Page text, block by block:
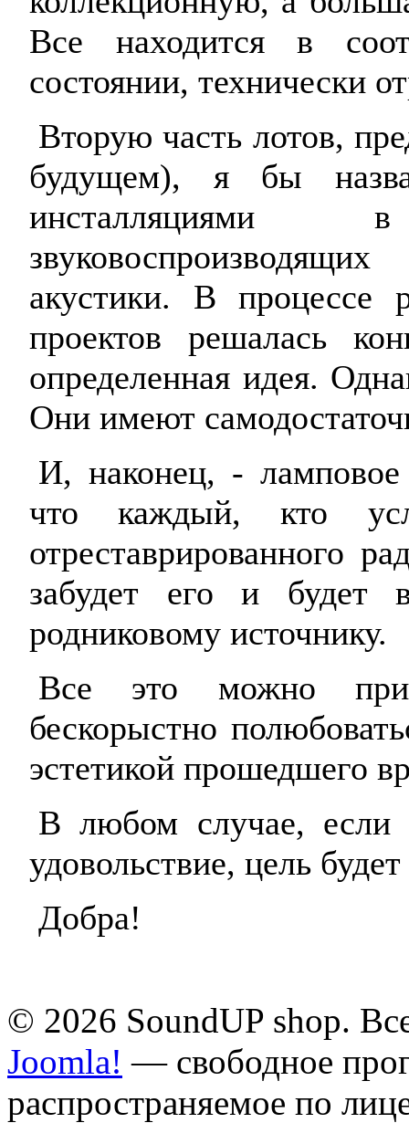
Все находится в
состоянии, технически
Вторую часть лотов,
будущем), я бы
акустики. В процессе
проектов решалась
определенная идея.
Они имеют
И, наконец, -
что каждый, кто
отреставрированного
забудет его и будет
родниковому источнику.
Все это можно
бескорыстно
эстетикой прошедшего
В любом случае, если
удовольствие, цель
Добра!
© 2026 SoundUP shop.
Joomla! — свободное
распространяемое по